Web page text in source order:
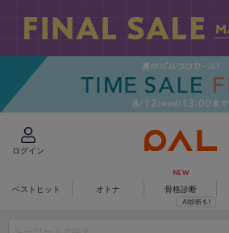
ログイン
ベストヒット オトナ 骨格診断